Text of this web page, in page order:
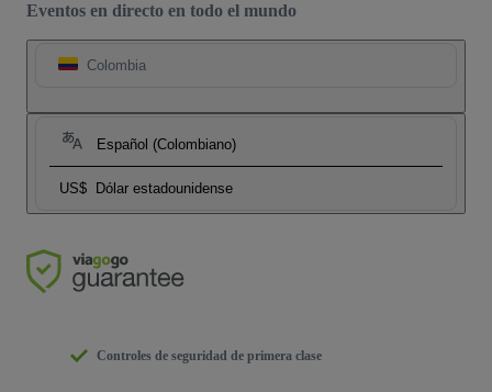
Eventos en directo en todo el mundo
Colombia
Español (Colombiano)
US$ Dólar estadounidense
Controles de seguridad de primera clase